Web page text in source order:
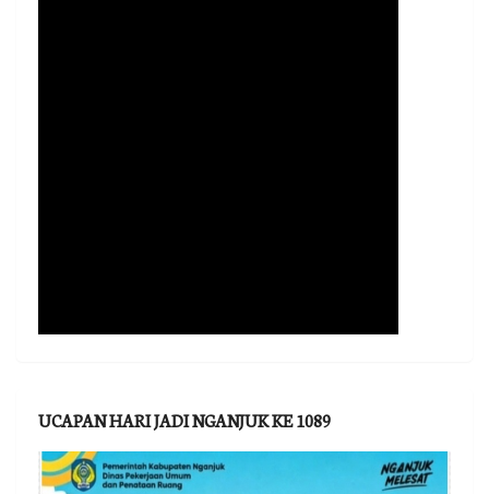
UCAPAN HARI JADI NGANJUK KE 1089